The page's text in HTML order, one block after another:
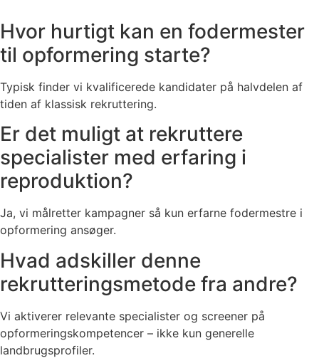
Hvor hurtigt kan en fodermester
til opformering starte?
Typisk finder vi kvalificerede kandidater på halvdelen af
tiden af klassisk rekruttering.
Er det muligt at rekruttere
specialister med erfaring i
reproduktion?
Ja, vi målretter kampagner så kun erfarne fodermestre i
opformering ansøger.
Hvad adskiller denne
rekrutteringsmetode fra andre?
Vi aktiverer relevante specialister og screener på
opformeringskompetencer – ikke kun generelle
landbrugsprofiler.